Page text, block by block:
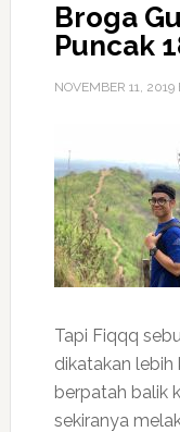
Broga
Puncak
NOVEMBER 11, 2019
Tapi Fiqqq
dikatakan lebih
berpatah balik
sekiranya